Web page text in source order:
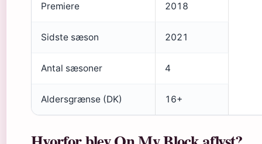
Premiere 2018
Sidste sæson 2021
Antal sæsoner 4
Aldersgrænse (DK) 16+